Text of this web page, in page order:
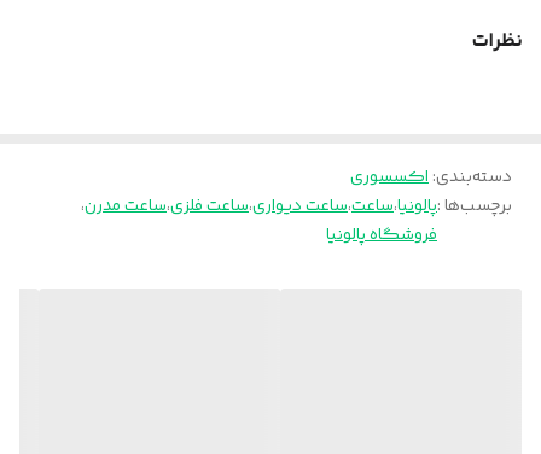
نظرات
دسته‌بندی:اکسسوری
برچسب‌ها :پالونیا،ساعت،ساعت دیواری،ساعت فلزی،ساعت مدرن،
فروشگاه پالونیا